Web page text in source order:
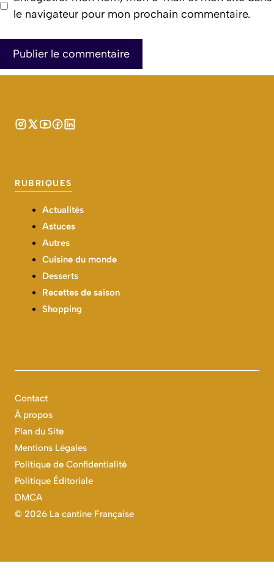
le navigateur pour mon prochain commentaire.
RUBRIQUES
Actualités
Astuces
Autres
Cuisine du monde
Desserts
Recettes de saison
Shopping
© 2026 La cantine Française
Contact
À propos
Plan du Site
Mentions Légales
Politique de Confidentialité
Politique Éditoriale
DMCA